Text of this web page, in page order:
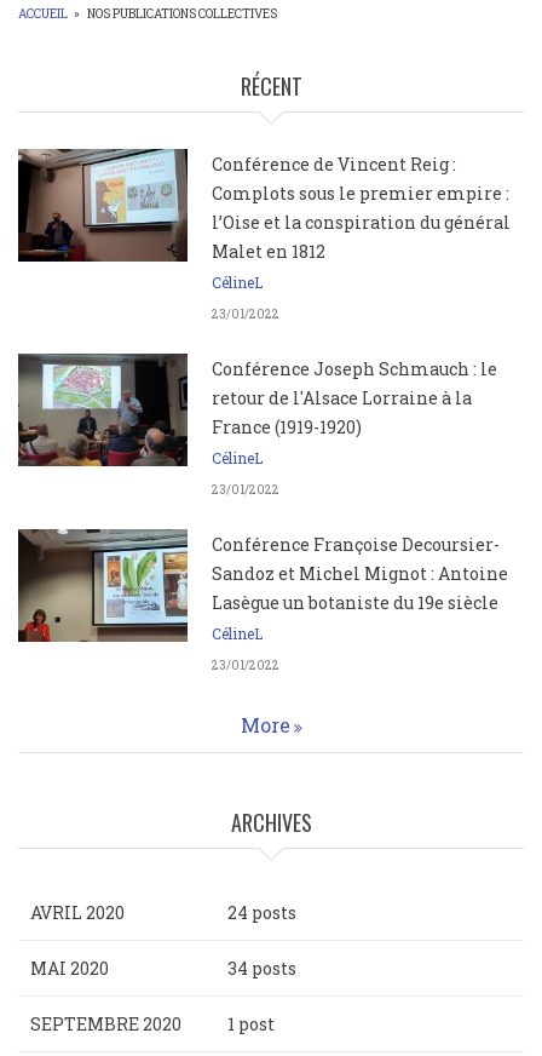
ACCUEIL » NOS PUBLICATIONS COLLECTIVES
RÉCENT
Conférence de Vincent Reig :
Complots sous le premier empire :
l’Oise et la conspiration du général
Malet en 1812
CélineL
23/01/2022
Conférence Joseph Schmauch : le
retour de l'Alsace Lorraine à la
France (1919-1920)
CélineL
23/01/2022
Conférence Françoise Decoursier-
Sandoz et Michel Mignot : Antoine
Lasègue un botaniste du 19e siècle
CélineL
23/01/2022
More
ARCHIVES
AVRIL 2020 24 posts
MAI 2020 34 posts
SEPTEMBRE 2020 1 post